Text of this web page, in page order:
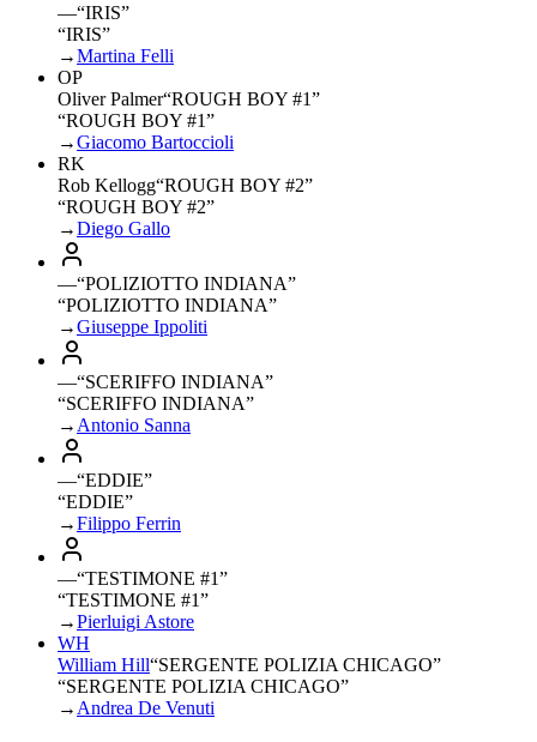
—“IRIS”
“IRIS”
→Martina Felli
OP
Oliver Palmer“ROUGH BOY #1”
“ROUGH BOY #1”
→Giacomo Bartoccioli
RK
Rob Kellogg“ROUGH BOY #2”
“ROUGH BOY #2”
→Diego Gallo
—“POLIZIOTTO INDIANA”
“POLIZIOTTO INDIANA”
→Giuseppe Ippoliti
—“SCERIFFO INDIANA”
“SCERIFFO INDIANA”
→ Antonio Sanna
—“EDDIE”
“EDDIE”
→Filippo Ferrin
—“TESTIMONE #1”
“TESTIMONE #1”
→Pierluigi Astore
WH
William Hill“SERGENTE POLIZIA CHICAGO”
“SERGENTE POLIZIA CHICAGO”
→ Andrea De Venuti